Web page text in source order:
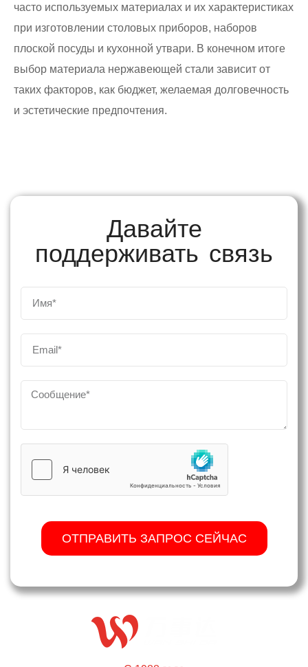
часто используемых материалах и их характеристиках
при изготовлении столовых приборов, наборов
плоской посуды и кухонной утвари. В конечном итоге
выбор материала нержавеющей стали зависит от
таких факторов, как бюджет, желаемая долговечность
и эстетические предпочтения.
Давайте
поддерживать связь
ОТПРАВИТЬ ЗАПРОС СЕЙЧАС